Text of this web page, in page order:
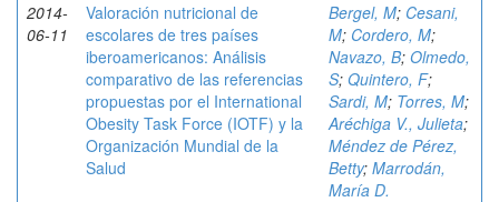
2014-
06-11
Valoración nutricional de
escolares de tres países
iberoamericanos: Análisis
comparativo de las referencias
propuestas por el International
Obesity Task Force (IOTF) y la
Organización Mundial de la
Salud
Bergel, M; Cesani,
M; Cordero, M;
Navazo, B; Olmedo,
S; Quintero, F;
Sardi, M; Torres, M;
Aréchiga V., Julieta;
Méndez de Pérez,
Betty; Marrodán,
María D.